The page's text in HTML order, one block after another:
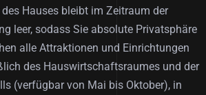
des Hauses bleibt im Zeitraum der
leer, sodass Sie absolute Privatsphäre
alle Attraktionen und Einrichtungen
des Hauswirtschaftsraumes und der
(verfügbar von Mai bis Oktober), in